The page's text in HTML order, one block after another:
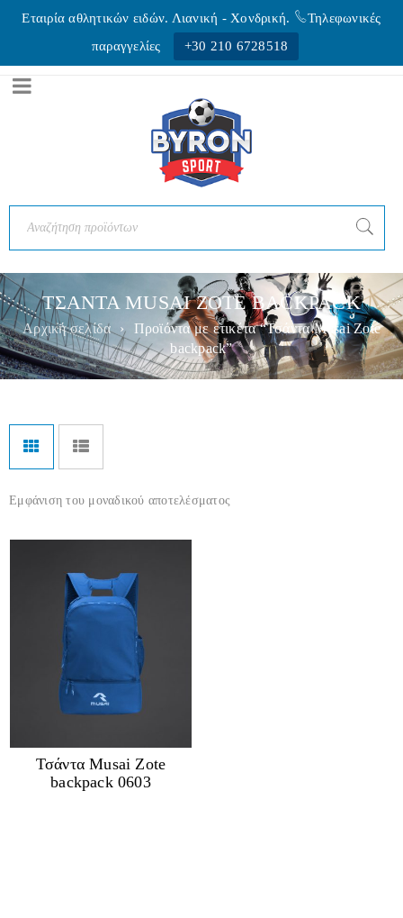
Εταιρία αθλητικών ειδών. Λιανική - Xονδρική.
Τηλεφωνικές
παραγγελίες
+30 210 6728518
ΤΣΑΝΤΑ MUSAI ZOTE BACKPACK
Αρχική σελίδα ›
Προϊόντα με ετικέτα “Τσάντα Musai Zote
backpack”
Εμφάνιση του μοναδικού αποτελέσματος
Τσάντα Musai Zote
backpack 0603